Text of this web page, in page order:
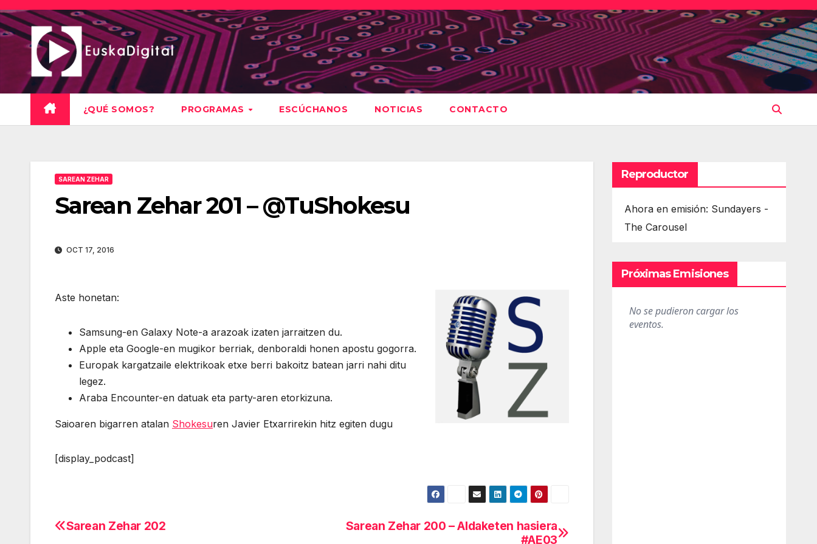
Saltar
al
contenido
¿QUÉ SOMOS? PROGRAMAS ESCÚCHANOS NOTICIAS CONTACTO
SAREAN ZEHAR
Sarean Zehar 201 – @TuShokesu
OCT 17, 2016
Aste honetan:
Samsung-en Galaxy Note-a arazoak izaten jarraitzen du.
Apple eta Google-en mugikor berriak, denboraldi honen apostu gogorra.
Europak kargatzaile elektrikoak etxe berri bakoitz batean jarri nahi ditu
legez.
Araba Encounter-en datuak eta party-aren etorkizuna.
Saioaren bigarren atalan Shokesuren Javier Etxarrirekin hitz egiten dugu
[display_podcast]
Navegación
Sarean Zehar 200 – Aldaketen hasiera
#AE03
Sarean Zehar 202
Reproductor
Ahora en emisión: Sundayers -
The Carousel
Próximas Emisiones